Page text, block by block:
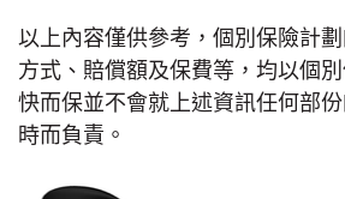
以上內容僅供參考，個別保險計
方式、賠償額及保費等，均以個
快而保並不會就上述資訊任何部
時而負責。